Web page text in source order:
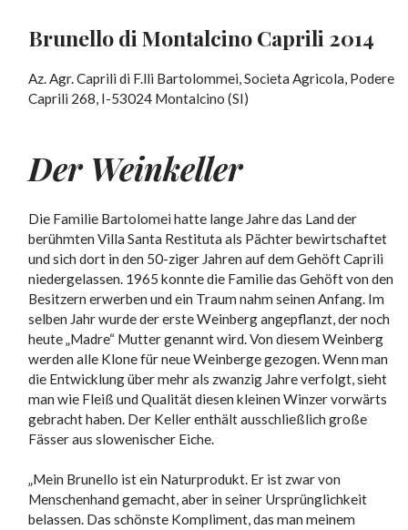
Brunello di Montalcino Caprili 2014
Az. Agr. Caprili di F.lli Bartolommei, Societa Agricola, Podere
Caprili 268, I-53024 Montalcino (SI)
Der Weinkeller
Die Familie Bartolomei hatte lange Jahre das Land der
berühmten Villa Santa Restituta als Pächter bewirtschaftet
und sich dort in den 50-ziger Jahren auf dem Gehöft Caprili
niedergelassen. 1965 konnte die Familie das Gehöft von den
Besitzern erwerben und ein Traum nahm seinen Anfang. Im
selben Jahr wurde der erste Weinberg angepflanzt, der noch
heute „Madre“ Mutter genannt wird. Von diesem Weinberg
werden alle Klone für neue Weinberge gezogen. Wenn man
die Entwicklung über mehr als zwanzig Jahre verfolgt, sieht
man wie Fleiß und Qualität diesen kleinen Winzer vorwärts
gebracht haben. Der Keller enthält ausschließlich große
Fässer aus slowenischer Eiche.
„Mein Brunello ist ein Naturprodukt. Er ist zwar von
Menschenhand gemacht, aber in seiner Ursprünglichkeit
belassen. Das schönste Kompliment, das man meinem